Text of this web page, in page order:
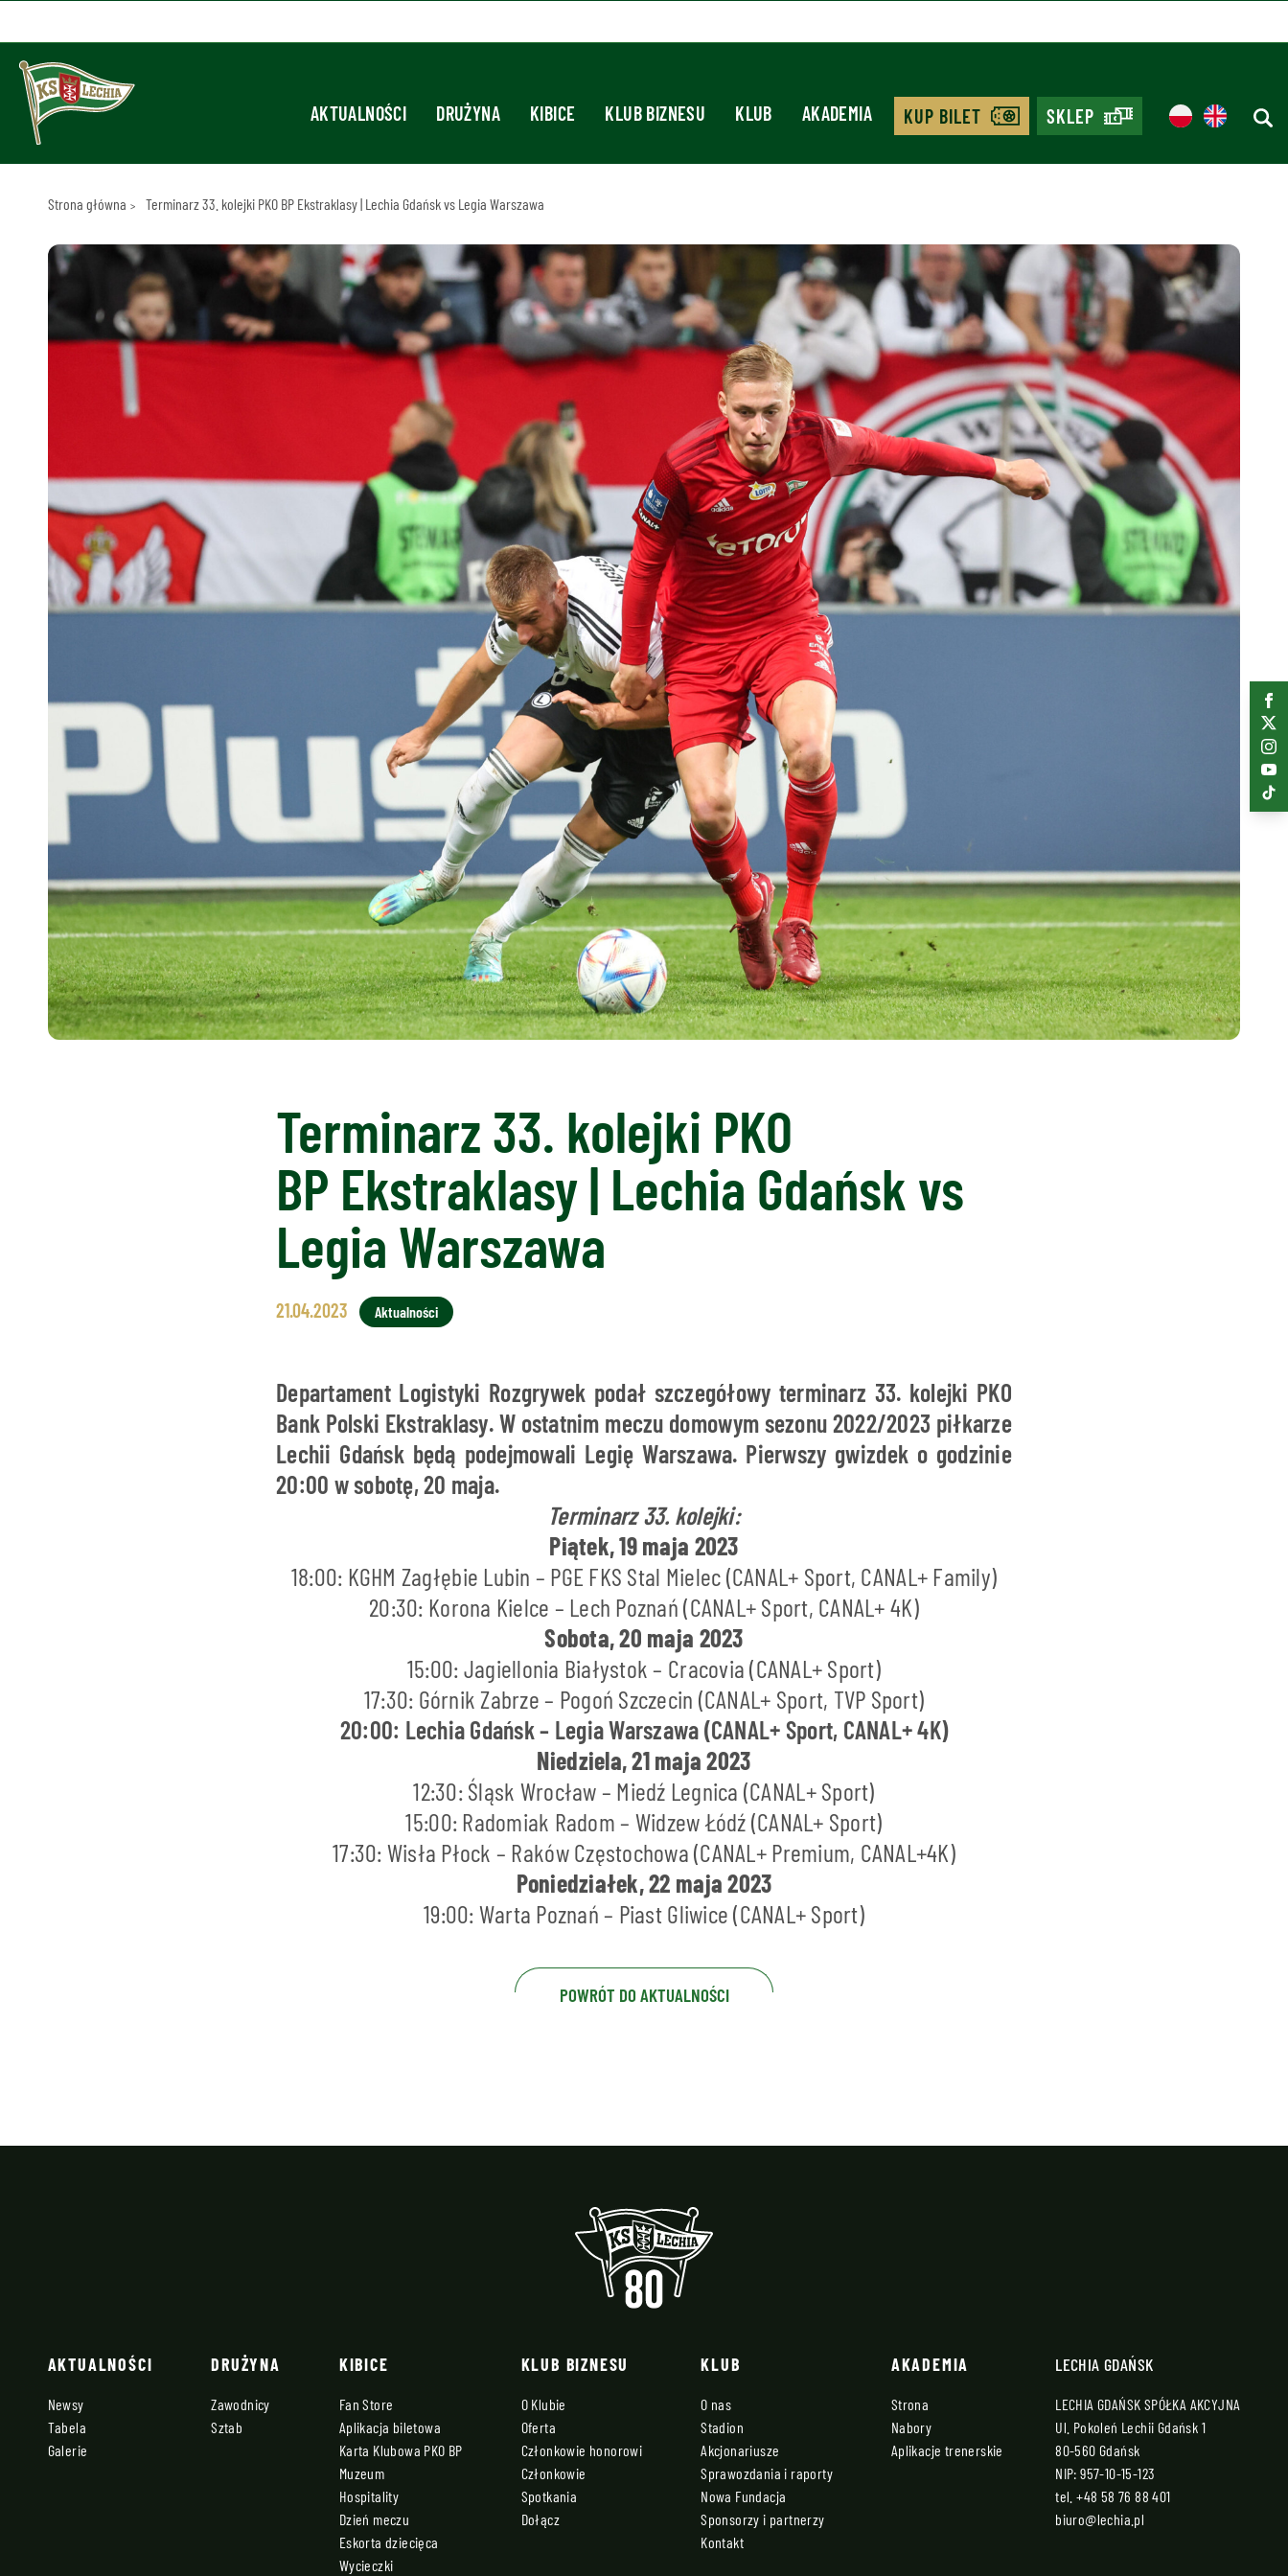
AKTUALNOŚCI DRUŻYNA KIBICE KLUB BIZNESU KLUB AKADEMIA KUP BILET SKLEP
Strona główna Terminarz 33. kolejki PKO BP Ekstraklasy | Lechia Gdańsk vs Legia Warszawa
Terminarz 33. kolejki PKO
BP Ekstraklasy | Lechia Gdańsk vs
Legia Warszawa
21.04.2023 Aktualności
Departament Logistyki Rozgrywek podał szczegółowy terminarz 33. kolejki PKO
Bank Polski Ekstraklasy. W ostatnim meczu domowym sezonu 2022/2023 piłkarze
Lechii Gdańsk będą podejmowali Legię Warszawa. Pierwszy gwizdek o godzinie
20:00 w sobotę, 20 maja.
Terminarz 33. kolejki:
Piątek, 19 maja 2023
18:00: KGHM Zagłębie Lubin – PGE FKS Stal Mielec (CANAL+ Sport, CANAL+ Family)
20:30: Korona Kielce – Lech Poznań (CANAL+ Sport, CANAL+ 4K)
Sobota, 20 maja 2023
15:00: Jagiellonia Białystok – Cracovia (CANAL+ Sport)
17:30: Górnik Zabrze – Pogoń Szczecin (CANAL+ Sport, TVP Sport)
20:00: Lechia Gdańsk – Legia Warszawa (CANAL+ Sport, CANAL+ 4K)
Niedziela, 21 maja 2023
12:30: Śląsk Wrocław – Miedź Legnica (CANAL+ Sport)
15:00: Radomiak Radom – Widzew Łódź (CANAL+ Sport)
17:30: Wisła Płock – Raków Częstochowa (CANAL+ Premium, CANAL+4K)
Poniedziałek, 22 maja 2023
19:00: Warta Poznań – Piast Gliwice (CANAL+ Sport)
POWRÓT DO AKTUALNOŚCI
AKTUALNOŚCI
Newsy
Tabela
Galerie
DRUŻYNA
Zawodnicy
Sztab
KIBICE
Fan Store
Aplikacja biletowa
Karta Klubowa PKO BP
Muzeum
Hospitality
Dzień meczu
Eskorta dziecięca
Wycieczki
KLUB BIZNESU
O Klubie
Oferta
Członkowie honorowi
Członkowie
Spotkania
Dołącz
KLUB
O nas
Stadion
Akcjonariusze
Sprawozdania i raporty
Nowa Fundacja
Sponsorzy i partnerzy
Kontakt
AKADEMIA
Strona
Nabory
Aplikacje trenerskie
LECHIA GDAŃSK
LECHIA GDAŃSK SPÓŁKA AKCYJNA
Ul. Pokoleń Lechii Gdańsk 1
80-560 Gdańsk
NIP: 957-10-15-123
tel.+48 58 76 88 401
biuro@lechia.pl